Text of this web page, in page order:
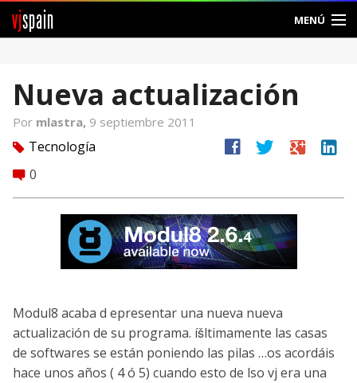
vjspain MENÚ
Foros
Vjspain
Crear Cuenta
Nueva actualización
Por mlastra, 9 septiembre 2011
tag Tecnología
comment 0
facebook twitter google linkedin
Modul8 acaba d epresentar una nueva nueva
actualización de su programa. íšltimamente las casas
de softwares se están poniendo las pilas …os acordáis
hace unos años ( 4 ó 5) cuando esto de lso vj era una